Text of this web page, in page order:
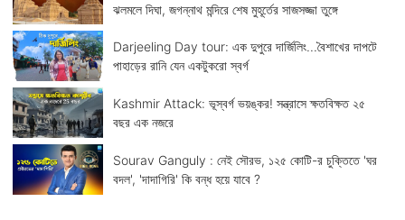
ঝলমলে দিঘা, জগন্নাথ মন্দিরে শেষ মুহূর্তের সাজসজ্জা তুঙ্গে
Darjeeling Day tour: এক দুপুরে দার্জিলিং...বৈশাখের দাপটে
পাহাড়ের রানি যেন একটুকরো স্বর্গ
Kashmir Attack: ভূস্বর্গ ভয়ঙ্কর! সন্ত্রাসে ক্ষতবিক্ষত ২৫
বছর এক নজরে
Sourav Ganguly : নেই সৌরভ, ১২৫ কোটি-র চুক্তিতে 'ঘর
বদল', 'দাদাগিরি' কি বন্ধ হয়ে যাবে ?